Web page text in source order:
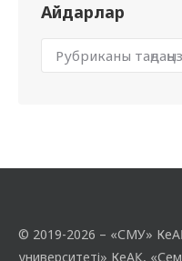
Айдарлар
© 2019-2026 – «СМУ»
университеті» КеАҚ,